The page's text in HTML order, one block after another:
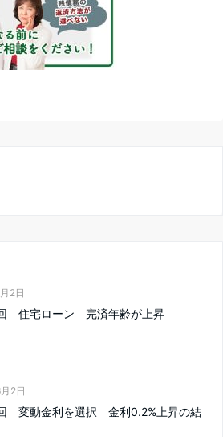
2日
住宅ローン 完済年齢が上昇
2日
変動金利を選択 金利0.2%上昇の結